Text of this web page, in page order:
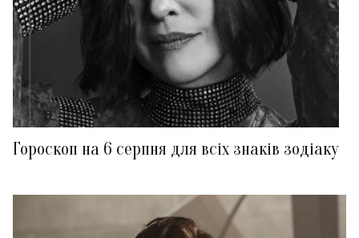
Гороскоп на 6 серпня для всіх знаків зодіаку